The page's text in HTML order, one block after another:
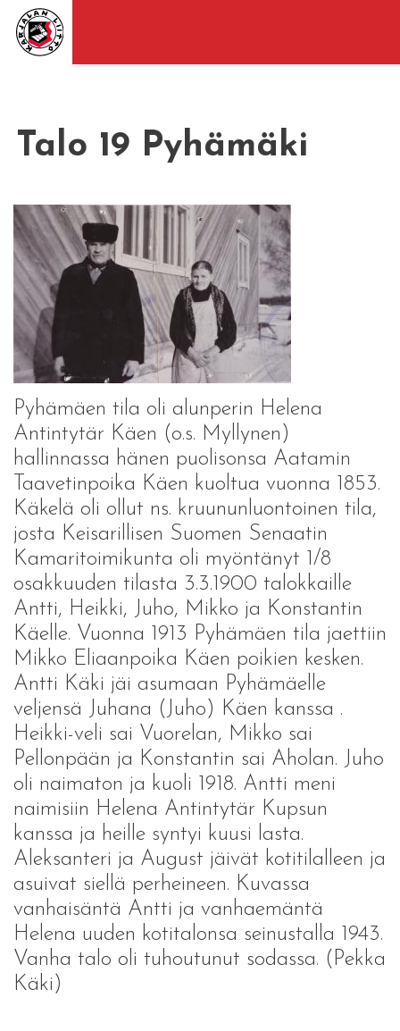
Talo 19 Pyhämäki
Pyhämäen tila oli alunperin Helena
Antintytär Käen (o.s. Myllynen)
hallinnassa hänen puolisonsa Aatamin
Taavetinpoika Käen kuoltua vuonna 1853.
Käkelä oli ollut ns. kruununluontoinen tila,
josta Keisarillisen Suomen Senaatin
Kamaritoimikunta oli myöntänyt 1/8
osakkuuden tilasta 3.3.1900 talokkaille
Antti, Heikki, Juho, Mikko ja Konstantin
Käelle. Vuonna 1913 Pyhämäen tila jaettiin
Mikko Eliaanpoika Käen poikien kesken.
Antti Käki jäi asumaan Pyhämäelle
veljensä Juhana (Juho) Käen kanssa .
Heikki-veli sai Vuorelan, Mikko sai
Pellonpään ja Konstantin sai Aholan. Juho
oli naimaton ja kuoli 1918. Antti meni
naimisiin Helena Antintytär Kupsun
kanssa ja heille syntyi kuusi lasta.
Aleksanteri ja August jäivät kotitilalleen ja
asuivat siellä perheineen. Kuvassa
vanhaisäntä Antti ja vanhaemäntä
Helena uuden kotitalonsa seinustalla 1943.
Vanha talo oli tuhoutunut sodassa. (Pekka
Käki)